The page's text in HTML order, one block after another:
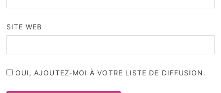
SITE WEB
OUI, AJOUTEZ-MOI À VOTRE LISTE DE DIFFUSION.